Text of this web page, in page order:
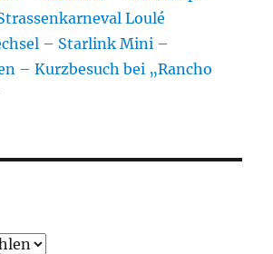
Loulé
– Starlink Mini –
– Kurzbesuch bei „Rancho